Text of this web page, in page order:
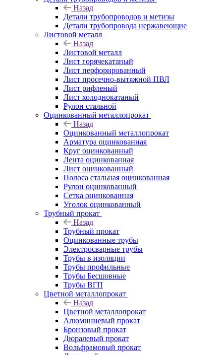
Назад
Детали трубопроводов и метизы
Детали трубопровода нержавеющие
Листовой металл
Назад
Листовой металл
Лист горячекатаный
Лист перфорированный
Лист просечно-вытяжной ПВЛ
Лист рифленый
Лист холоднокатаный
Рулон стальной
Оцинкованный металлопрокат
Назад
Оцинкованный металлопрокат
Арматура оцинкованная
Круг оцинкованный
Лента оцинкованная
Лист оцинкованный
Полоса стальная оцинкованная
Рулон оцинкованный
Сетка оцинкованная
Уголок оцинкованный
Трубный прокат
Назад
Трубный прокат
Оцинкованные трубы
Электросварные трубы
Трубы в изоляции
Трубы профильные
Трубы Бесшовные
Трубы ВГП
Цветной металлопрокат
Назад
Цветной металлопрокат
Алюминиевый прокат
Бронзовый прокат
Дюралевый прокат
Вольфрамовый прокат